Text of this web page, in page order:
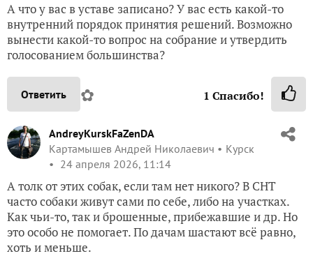
А что у вас в уставе записано? У вас есть какой-то
внутренний порядок принятия решений. Возможно
вынести какой-то вопрос на собрание и утвердить
голосованием большинства?
Ответить ✿ 1 Спасибо!
AndreyKurskFaZenDA
Картамышев Андрей Николаевич
Курск
24 апреля 2026, 11:14
А толк от этих собак, если там нет никого? В СНТ
часто собаки живут сами по себе, либо на участках.
Как чьи-то, так и брошенные, прибежавшие и др. Но
это особо не помогает. По дачам шастают всë равно,
хоть и меньше.